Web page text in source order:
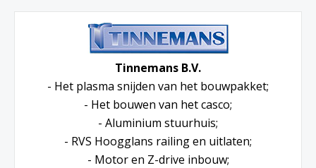
Tinnemans B.V.
- Het plasma snijden van het bouwpakket;
- Het bouwen van het casco;
- Aluminium stuurhuis;
- RVS Hoogglans railing en uitlaten;
- Motor en Z-drive inbouw;